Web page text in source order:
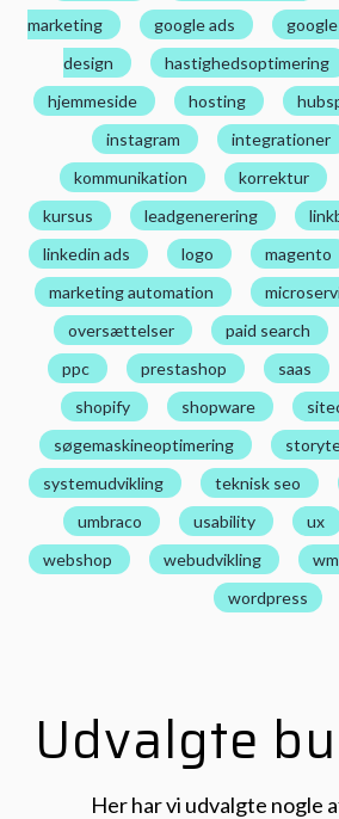
marketing
google ads
design
hastighedsoptimering
hjemmeside
hosting
instagram
integrationer
kommunikation
korrektur
kursus
leadgenerering
linkedin ads
logo magento
marketing automation
oversættelser
paid search
ppc
prestashop saas
shopify
shopware
søgemaskineoptimering
systemudvikling
teknisk seo
umbraco
usability ux
webshop
webudvikling
wordpress
Udvalgte
Her har vi udvalgte nogle